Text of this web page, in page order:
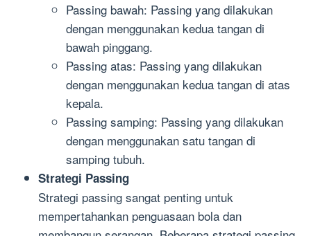
Passing bawah: Passing yang dilakukan
dengan menggunakan kedua tangan di
bawah pinggang.
Passing atas: Passing yang dilakukan
dengan menggunakan kedua tangan di atas
kepala.
Passing samping: Passing yang dilakukan
dengan menggunakan satu tangan di
samping tubuh.
Strategi Passing
Strategi passing sangat penting untuk
mempertahankan penguasaan bola dan